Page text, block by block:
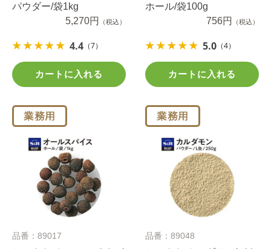
パウダー/袋1kg
5,270円
（税込）
4.4 （7）
カートに入れる
ホール/袋100g
756円
（税込）
5.0 （4）
カートに入れる
品番：89017 品番：89048